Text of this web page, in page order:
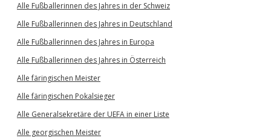
Alle Fußballerinnen des Jahres in der Schweiz
Alle Fußballerinnen des Jahres in Deutschland
Alle Fußballerinnen des Jahres in Europa
Alle Fußballerinnen des Jahres in Österreich
Alle färingischen Meister
Alle färingischen Pokalsieger
Alle Generalsekretäre der UEFA in einer Liste
Alle georgischen Meister